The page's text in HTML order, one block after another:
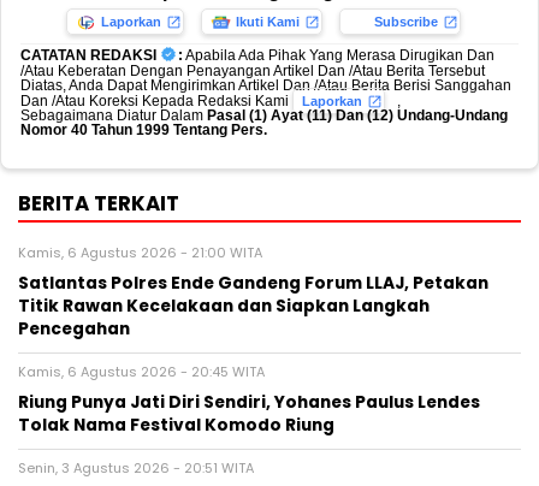
Laporkan Ikuti Kami Subscribe
CATATAN REDAKSI : Apabila Ada Pihak Yang Merasa Dirugikan Dan
/Atau Keberatan Dengan Penayangan Artikel Dan /Atau Berita Tersebut
Diatas, Anda Dapat Mengirimkan Artikel Dan /Atau Berita Berisi Sanggahan
Dan /Atau Koreksi Kepada Redaksi Kami
Laporkan
,
Sebagaimana Diatur Dalam Pasal (1) Ayat (11) Dan (12) Undang-Undang
Nomor 40 Tahun 1999 Tentang Pers.
BERITA TERKAIT
Kamis, 6 Agustus 2026 - 21:00 WITA
Satlantas Polres Ende Gandeng Forum LLAJ, Petakan
Titik Rawan Kecelakaan dan Siapkan Langkah
Pencegahan
Kamis, 6 Agustus 2026 - 20:45 WITA
Riung Punya Jati Diri Sendiri, Yohanes Paulus Lendes
Tolak Nama Festival Komodo Riung
Senin, 3 Agustus 2026 - 20:51 WITA